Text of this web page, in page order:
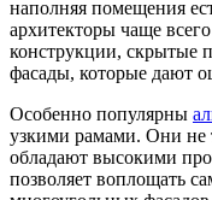
наполняя помещения
архитекторы чаще
конструкции, скрытые
фасады, которые дают
Особенно популярны
узкими рамами. Они не
обладают высокими
позволяет воплощать